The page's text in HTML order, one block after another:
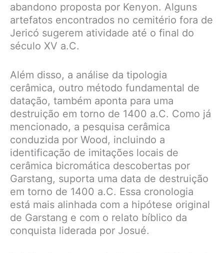
abandono proposta por Kenyon. Alguns
artefatos encontrados no cemitério fora de
Jericó sugerem atividade até o final do
século XV a.C.
Além disso, a análise da tipologia
cerâmica, outro método fundamental de
datação, também aponta para uma
destruição em torno de 1400 a.C. Como já
mencionado, a pesquisa cerâmica
conduzida por Wood, incluindo a
identificação de imitações locais de
cerâmica bicromática descobertas por
Garstang, suporta uma data de destruição
em torno de 1400 a.C. Essa cronologia
está mais alinhada com a hipótese original
de Garstang e com o relato bíblico da
conquista liderada por Josué.